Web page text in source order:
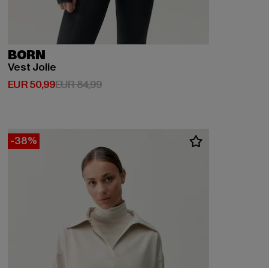
BORN
Vest Jolie
EUR 50,99
Derzeitiger Preis: EUR 50,99
EUR 84,99Aktionspreis: EUR 84,99
-38%